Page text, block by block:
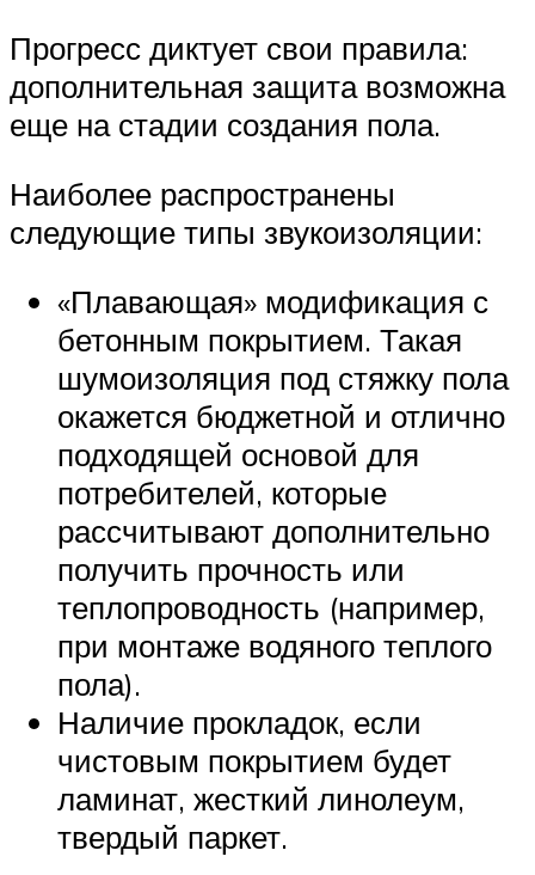
Прогресс диктует свои правила:
дополнительная защита возможна
еще на стадии создания пола.
Наиболее распространены
следующие типы звукоизоляции:
«Плавающая» модификация с
бетонным покрытием. Такая
шумоизоляция под стяжку пола
окажется бюджетной и отлично
подходящей основой для
потребителей, которые
рассчитывают дополнительно
получить прочность или
теплопроводность (например,
при монтаже водяного теплого
пола).
Наличие прокладок, если
чистовым покрытием будет
ламинат, жесткий линолеум,
твердый паркет.